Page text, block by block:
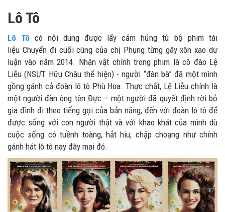
Lô Tô
Lô Tô có nội dung được lấy cảm hứng từ bộ phim tài
liệu Chuyến đi cuối cùng của chị Phụng từng gây xôn xao dư
luận vào năm 2014. Nhân vật chính trong phim là cô đào Lệ
Liễu (NSƯT Hữu Châu thể hiện) - người “đàn bà” đã một mình
gồng gánh cả đoàn lô tô Phù Hoa. Thực chất, Lệ Liễu chính là
một người đàn ông tên Đực – một người đã quyết định rời bỏ
gia đình đi theo tiếng gọi của bản năng, đến với đoàn lô tô để
được sống với con người thật và với khao khát của mình dù
cuộc sống có tuềnh toàng, hắt hiu, chập choạng như chính
gánh hát lô tô nay đây mai đó.